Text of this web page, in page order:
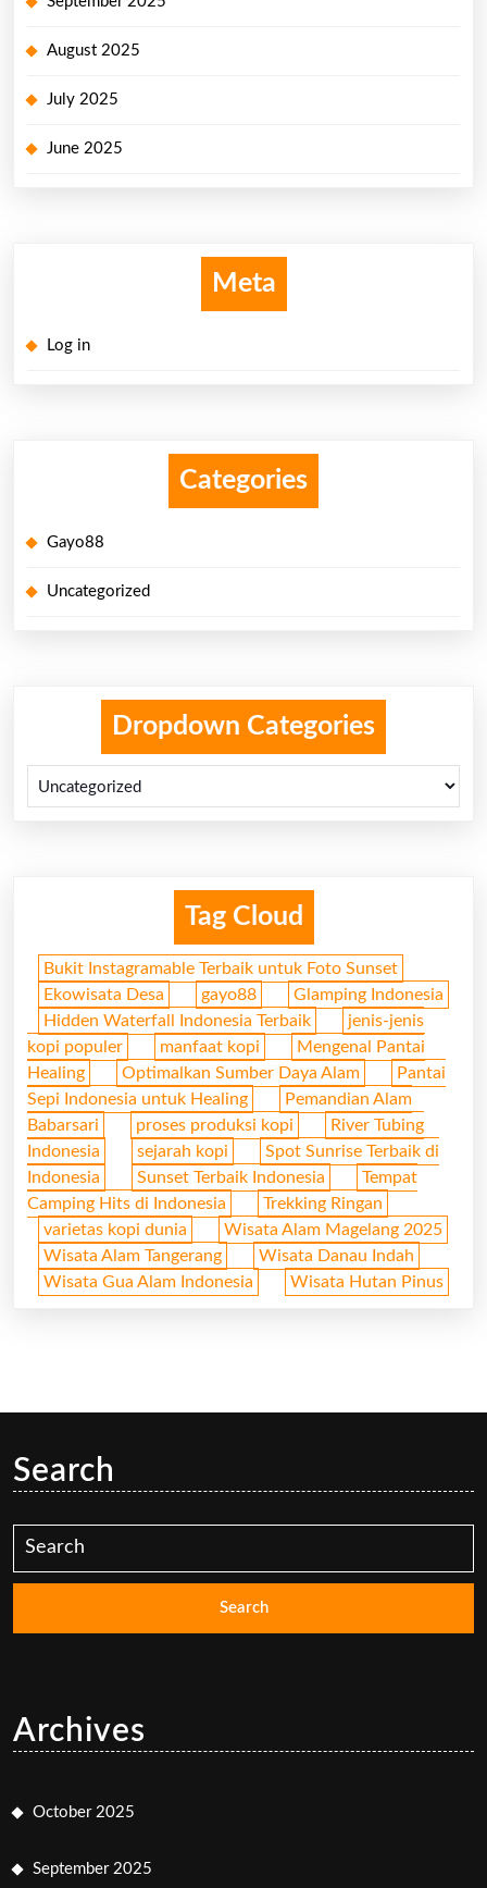
August 2025
July 2025
June 2025
Meta
Log in
Categories
Gayo88
Uncategorized
Dropdown Categories
Tag Cloud
Bukit Instagramable Terbaik untuk Foto Sunset
Ekowisata Desa
gayo88
Glamping Indonesia
Hidden Waterfall Indonesia Terbaik
jenis-jenis
kopi populer
manfaat kopi
Mengenal Pantai
Healing
Optimalkan Sumber Daya Alam
Pantai
Sepi Indonesia untuk Healing
Pemandian Alam
Babarsari
proses produksi kopi
River Tubing
Indonesia
sejarah kopi
Spot Sunrise Terbaik di
Indonesia
Sunset Terbaik Indonesia
Tempat
Camping Hits di Indonesia
Trekking Ringan
varietas kopi dunia
Wisata Alam Magelang 2025
Wisata Alam Tangerang
Wisata Danau Indah
Wisata Gua Alam Indonesia
Wisata Hutan Pinus
Search
Search
Archives
October 2025
September 2025